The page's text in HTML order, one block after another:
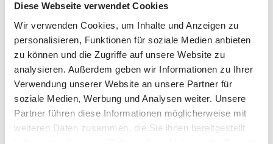
Diese Webseite verwendet Cookies
Wir verwenden Cookies, um Inhalte und Anzeigen zu
personalisieren, Funktionen für soziale Medien anbieten
zu können und die Zugriffe auf unsere Website zu
analysieren. Außerdem geben wir Informationen zu Ihrer
Verwendung unserer Website an unsere Partner für
soziale Medien, Werbung und Analysen weiter. Unsere
Partner führen diese Informationen möglicherweise mit
weiteren Daten zusammen, die Sie ihnen bereitgestellt
Wer an der Beschaffungsstrategie akut etwas ändern
möchte, fährt mit einer Kombination ausPPAs,
Lastbändernund Terminmarkt am besten. Klassische
Festpreisverträge erkaufen Planungssicherheit mit
hohen Aufschlägen und sind gerade in
Hochpreisphasen besonders teuer. PPAs und
Lastbänder hingegen sind günstiger, weil sich der